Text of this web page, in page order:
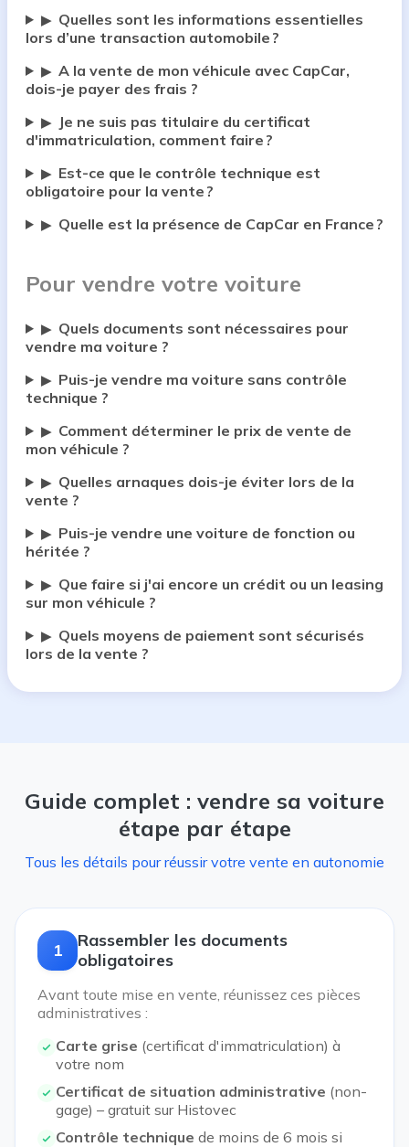
▶ Quelles sont les informations essentielles
lors d’une transaction automobile ?
▶ A la vente de mon véhicule avec CapCar,
dois-je payer des frais ?
▶
Je ne suis pas titulaire du certificat
d'immatriculation, comment faire ?
▶ Est-ce que le contrôle technique est
obligatoire pour la vente ?
▶ Quelle est la présence de CapCar en France ?
Pour vendre votre voiture
▶ Quels documents sont nécessaires pour
vendre ma voiture ?
▶ Puis-je vendre ma voiture sans contrôle
technique ?
▶ Comment déterminer le prix de vente de
mon véhicule ?
▶ Quelles arnaques dois-je éviter lors de la
vente ?
▶ Puis-je vendre une voiture de fonction ou
héritée ?
▶ Que faire si j'ai encore un crédit ou un leasing
sur mon véhicule ?
▶ Quels moyens de paiement sont sécurisés
lors de la vente ?
Guide complet : vendre sa voiture
étape par étape
Tous les détails pour réussir votre vente en autonomie
1
Rassembler les documents
obligatoires
Avant toute mise en vente, réunissez ces pièces
administratives :
Carte grise (certificat d'immatriculation) à
votre nom
Certificat de situation administrative (non-
gage) – gratuit sur Histovec
Contrôle technique de moins de 6 mois si